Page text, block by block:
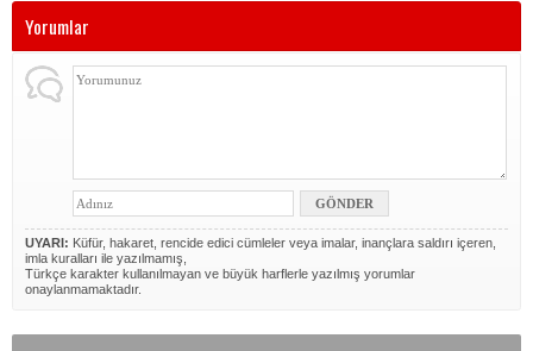
Yorumlar
UYARI: Küfür, hakaret, rencide edici cümleler veya imalar, inançlara saldırı içeren,
imla kuralları ile yazılmamış,
Türkçe karakter kullanılmayan ve büyük harflerle yazılmış yorumlar
onaylanmamaktadır.